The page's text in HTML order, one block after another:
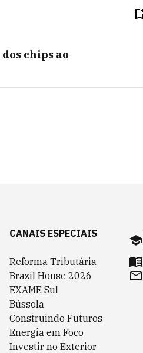
chips ao
CANAIS ESPECIAIS
Reforma Tributária
Brazil House 2026
EXAME Sul
Bússola
Construindo Futuros
Energia em Foco
Investir no Exterior